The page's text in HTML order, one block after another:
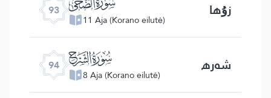
93
11 Aja (Korano eilutė) زۇھا
94 ﰋ
8 Aja (Korano eilutė) شەرھ